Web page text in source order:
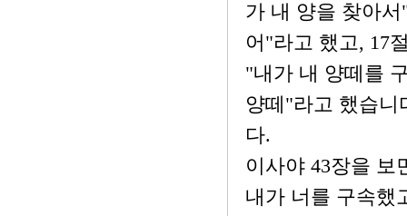
가 내 양을 찾아
어"라고 했고, 17
"내가 내 양떼를
양떼"라고 했습니
다.
이사야 43장을 보
내가 너를 구속했